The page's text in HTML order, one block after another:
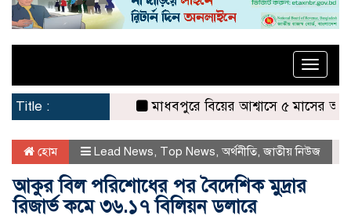
Toggle
Title :
মাধবপুরে বিয়ের আশ্বাসে ৫ মাসের অন্তঃসত্ত্বা
হোম Lead News Top News অর্থনীতি ,জাতীয় নিউজ
আকুর বিল পরিশোধের পর বৈদেশিক মুদ্রার
রিজার্ভ কমে ৩৬.১৭ বিলিয়ন ডলারে